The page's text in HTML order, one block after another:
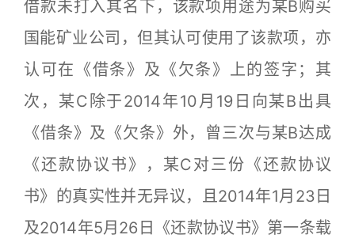
借款未打入其名下，该款项用途为某B购买
国能矿业公司，但其认可使用了该款项，亦
认可在《借条》及《欠条》上的签字；其
次，某C除于2014年10月19日向某B出具
《借条》及《欠条》外，曾三次与某B达成
《还款协议书》，某C对三份《还款协议
书》的真实性并无异议，且2014年1月23日
及2014年5月26日《还款协议书》第一条载